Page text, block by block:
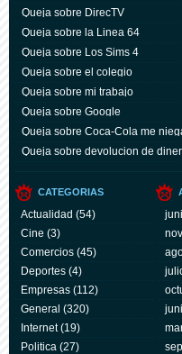
Queja sobre DirecTV
Queja sobre la Linea 64
Queja sobre Los Sims 4
Queja sobre el colegio
Queja sobre mi trabajo
Queja sobre Google
Queja sobre Coca-Cola me
servicio y facturas
Queja sobre devolucion de
CATEGORIAS
Actualidad (54)
Cine (3)
Comercios (45)
Deportes (4)
Empresas (112)
General (320)
Internet(19)
Politica (27)